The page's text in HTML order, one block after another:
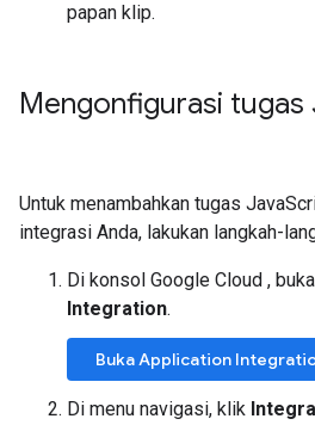
papan klip.
Mengonfigurasi tugas
Untuk menambahkan tugas
integrasi Anda, lakukan langkah-
Di konsol Google Cloud ,
Integration.
Buka Application
Di menu navigasi, klik